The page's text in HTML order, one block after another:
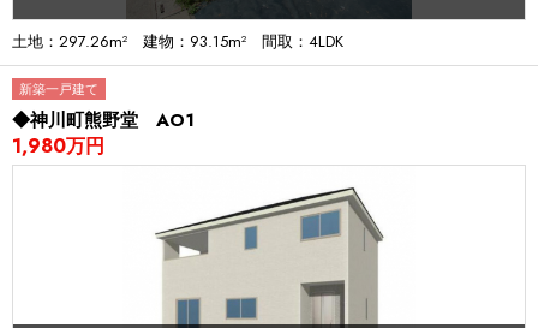
土地：297.26m² 建物：93.15m² 間取：4LDK
新築一戸建て
◆神川町熊野堂 AO1
1,980万円